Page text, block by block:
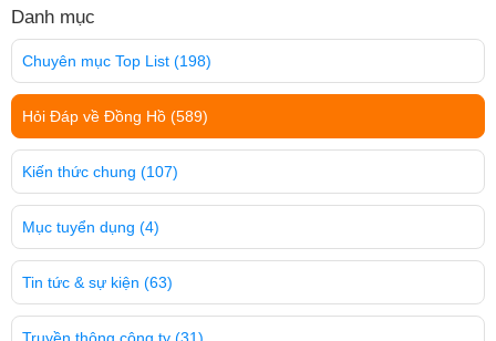
Danh mục
Chuyên mục Top List (198)
Hỏi Đáp về Đồng Hồ (589)
Kiến thức chung (107)
Mục tuyển dụng (4)
Tin tức & sự kiện (63)
Truyền thông công ty (31)